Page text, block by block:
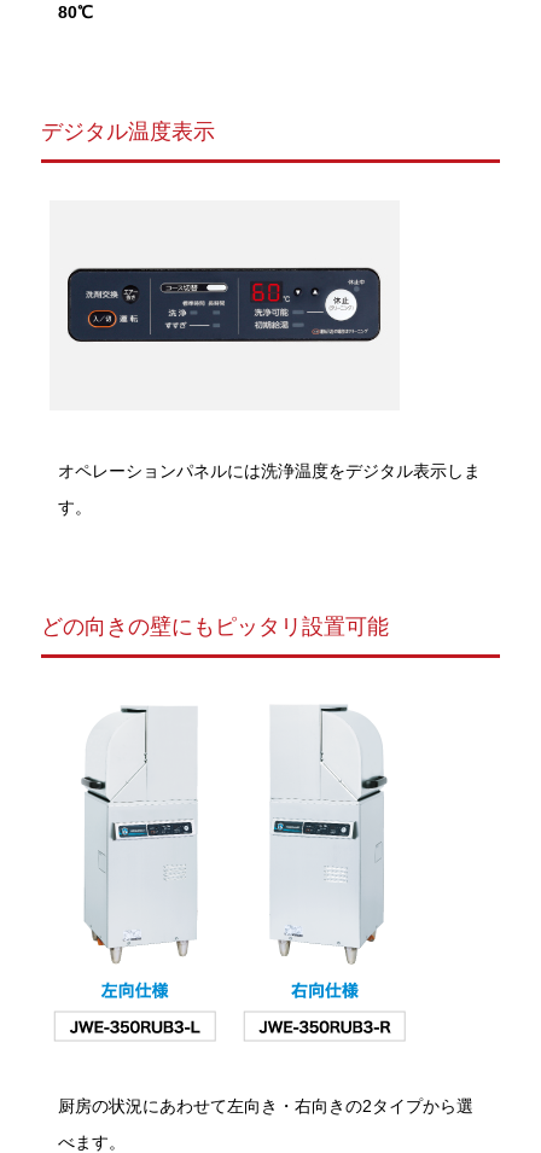
80℃
デジタル温度表示
オペレーションパネルには洗浄温度をデジタル表示しま
す。
どの向きの壁にもピッタリ設置可能
厨房の状況にあわせて左向き・右向きの2タイプから選
べます。